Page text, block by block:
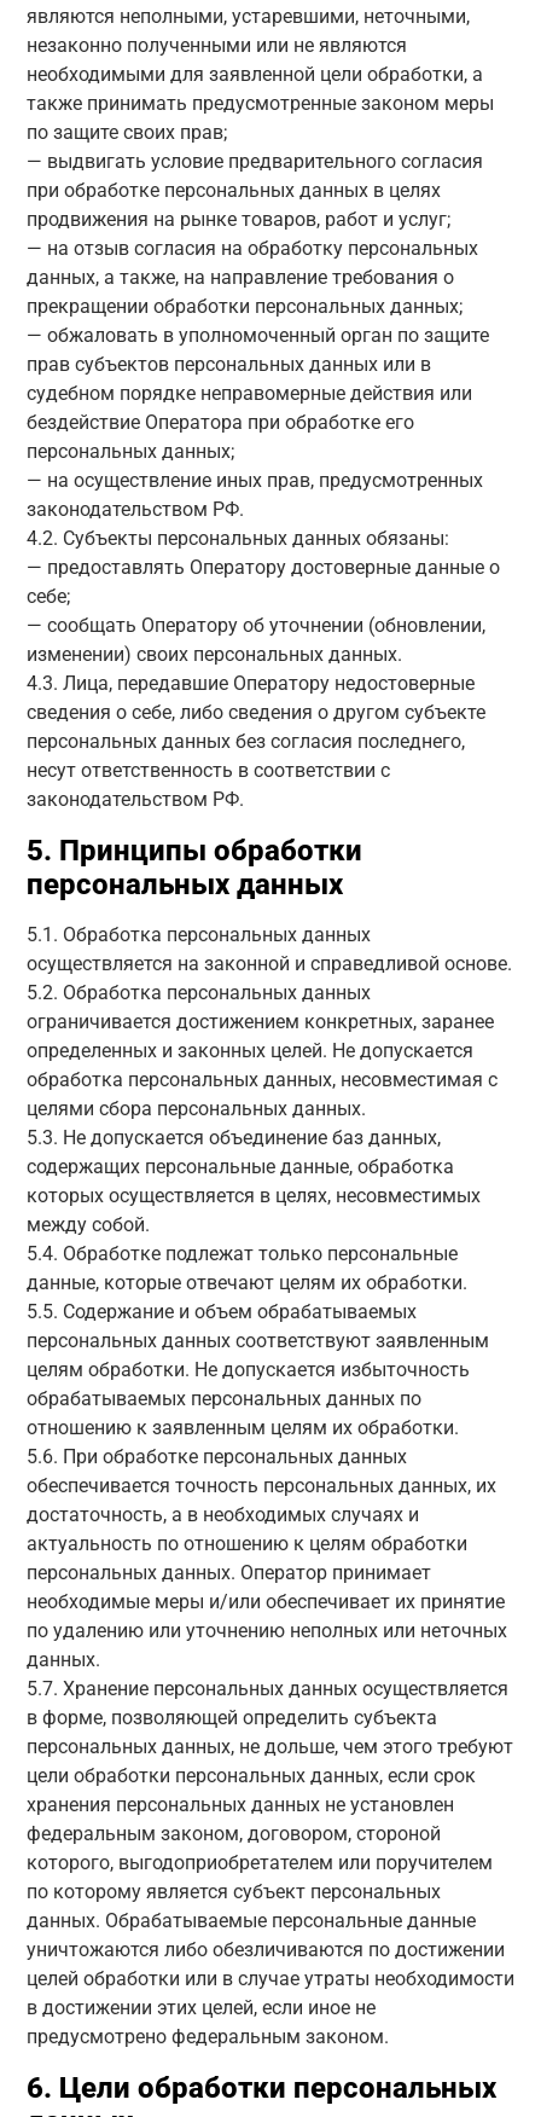
являются неполными, устаревшими, неточными,
незаконно полученными или не являются
необходимыми для заявленной цели обработки, а
также принимать предусмотренные законом меры
по защите своих прав;
— выдвигать условие предварительного согласия
при обработке персональных данных в целях
продвижения на рынке товаров, работ и услуг;
— на отзыв согласия на обработку персональных
данных, а также, на направление требования о
прекращении обработки персональных данных;
— обжаловать в уполномоченный орган по защите
прав субъектов персональных данных или в
судебном порядке неправомерные действия или
бездействие Оператора при обработке его
персональных данных;
— на осуществление иных прав, предусмотренных
законодательством РФ.
4.2. Субъекты персональных данных обязаны:
— предоставлять Оператору достоверные данные о
себе;
— сообщать Оператору об уточнении (обновлении,
изменении) своих персональных данных.
4.3. Лица, передавшие Оператору недостоверные
сведения о себе, либо сведения о другом субъекте
персональных данных без согласия последнего,
несут ответственность в соответствии с
законодательством РФ.
5. Принципы обработки
персональных данных
5.1. Обработка персональных данных
осуществляется на законной и справедливой основе.
5.2. Обработка персональных данных
ограничивается достижением конкретных, заранее
определенных и законных целей. Не допускается
обработка персональных данных, несовместимая с
целями сбора персональных данных.
5.3. Не допускается объединение баз данных,
содержащих персональные данные, обработка
которых осуществляется в целях, несовместимых
между собой.
5.4. Обработке подлежат только персональные
данные, которые отвечают целям их обработки.
5.5. Содержание и объем обрабатываемых
персональных данных соответствуют заявленным
целям обработки. Не допускается избыточность
обрабатываемых персональных данных по
отношению к заявленным целям их обработки.
5.6. При обработке персональных данных
обеспечивается точность персональных данных, их
достаточность, а в необходимых случаях и
актуальность по отношению к целям обработки
персональных данных. Оператор принимает
необходимые меры и/или обеспечивает их принятие
по удалению или уточнению неполных или неточных
данных.
5.7. Хранение персональных данных осуществляется
в форме, позволяющей определить субъекта
персональных данных, не дольше, чем этого требуют
цели обработки персональных данных, если срок
хранения персональных данных не установлен
федеральным законом, договором, стороной
которого, выгодоприобретателем или поручителем
по которому является субъект персональных
данных. Обрабатываемые персональные данные
уничтожаются либо обезличиваются по достижении
целей обработки или в случае утраты необходимости
в достижении этих целей, если иное не
предусмотрено федеральным законом.
6. Цели обработки персональных